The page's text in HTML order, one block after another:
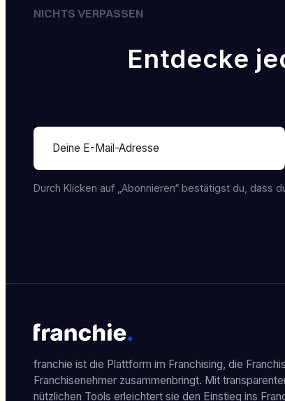
NICHTS VERPASSEN
Entdecke
Section
Durch Klicken auf „Abonnieren“ bestätigst du, dass
franchie ist die Plattform im Franchising, die
Franchisenehmer zusammenbringt. Mit
nützlichen Tools erleichtert sie den Einstieg ins